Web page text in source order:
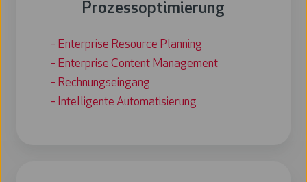
Prozessoptimierung
- Enterprise Resource Planning
- Enterprise Content Management
- Rechnungseingang
- Intelligente Automatisierung